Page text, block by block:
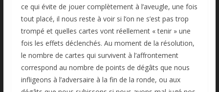
ce qui évite de jouer complètement à l’aveugle, une fois
tout placé, il nous reste à voir si l’on ne s’est pas trop
trompé et quelles cartes vont réellement « tenir » une
fois les effets déclenchés. Au moment de la résolution,
le nombre de cartes qui survivent à l’affrontement
correspond au nombre de points de dégâts que nous
infligeons à l’adversaire à la fin de la ronde, ou aux